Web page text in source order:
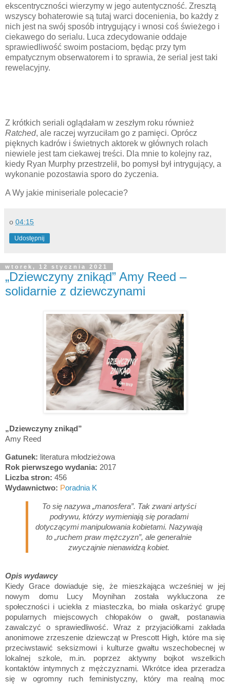
ekscentryczności wierzymy w jego autentyczność. Zresztą
wszyscy bohaterowie są tutaj warci docenienia, bo każdy z
nich jest na swój sposób intrygujący i wnosi coś świeżego i
ciekawego do serialu. Luca zdecydowanie oddaje
sprawiedliwość swoim postaciom, będąc przy tym
empatycznym obserwatorem i to sprawia, że serial jest taki
rewelacyjny.
Z krótkich seriali oglądałam w zeszłym roku również
Ratched, ale raczej wyrzuciłam go z pamięci. Oprócz
pięknych kadrów i świetnych aktorek w głównych rolach
niewiele jest tam ciekawej treści. Dla mnie to kolejny raz,
kiedy Ryan Murphy przestrzelił, bo pomysł był intrygujący, a
wykonanie pozostawia sporo do życzenia.
A Wy jakie miniseriale polecacie?
o 04:15
Udostępnij
wtorek, 12 stycznia 2021
„Dziewczyny znikąd” Amy Reed –
solidarnie z dziewczynami
„Dziewczyny znikąd”
Amy Reed
Gatunek: literatura młodzieżowa
Rok pierwszego wydania: 2017
Liczba stron: 456
Wydawnictwo: Poradnia K
To się nazywa „manosfera”. Tak zwani artyści
podrywu, którzy wymieniają się poradami
dotyczącymi manipulowania kobietami. Nazywają
to „ruchem praw mężczyzn”, ale generalnie
zwyczajnie nienawidzą kobiet.
Opis wydawcy
Kiedy Grace dowiaduje się, że mieszkająca wcześniej w jej
nowym domu Lucy Moynihan została wykluczona ze
społeczności i uciekła z miasteczka, bo miała oskarżyć grupę
popularnych miejscowych chłopaków o gwałt, postanawia
zawalczyć o sprawiedliwość. Wraz z przyjaciółkami zakłada
anonimowe zrzeszenie dziewcząt w Prescott High, które ma się
przeciwstawić seksizmowi i kulturze gwałtu wszechobecnej w
lokalnej szkole, m.in. poprzez aktywny bojkot wszelkich
kontaktów intymnych z mężczyznami. Wkrótce idea przeradza
się w ogromny ruch feministyczny, który ma realną moc